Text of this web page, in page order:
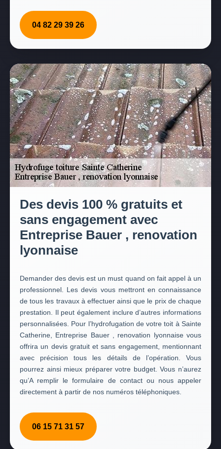
04 82 29 39 26
Des devis 100 % gratuits et
sans engagement avec
Entreprise Bauer , renovation
lyonnaise
Demander des devis est un must quand on fait appel à un
professionnel. Les devis vous mettront en connaissance
de tous les travaux à effectuer ainsi que le prix de chaque
prestation. Il peut également inclure d’autres informations
personnalisées. Pour l’hydrofugation de votre toit à Sainte
Catherine, Entreprise Bauer , renovation lyonnaise vous
offrira un devis gratuit et sans engagement, mentionnant
avec précision tous les détails de l’opération. Vous
pourrez ainsi mieux préparer votre budget. Vous n’aurez
qu’A remplir le formulaire de contact ou nous appeler
directement à partir de nos numéros téléphoniques.
06 15 71 31 57